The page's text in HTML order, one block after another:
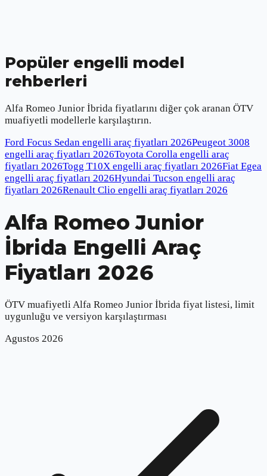
Popüler engelli model
rehberleri
Alfa Romeo Junior İbrida fiyatlarını diğer çok aranan ÖTV
muafiyetli modellerle karşılaştırın.
Ford Focus Sedan engelli araç fiyatları 2026Peugeot 3008
engelli araç fiyatları 2026Toyota Corolla engelli araç
fiyatları 2026Togg T10X engelli araç fiyatları 2026Fiat Egea
engelli araç fiyatları 2026Hyundai Tucson engelli araç
fiyatları 2026Renault Clio engelli araç fiyatları 2026
Alfa Romeo Junior
İbrida Engelli Araç
Fiyatları 2026
ÖTV muafiyetliAlfa Romeo Junior İbrida fiyat listesi, limit
uygunluğu ve versiyon karşılaştırması
Agustos 2026